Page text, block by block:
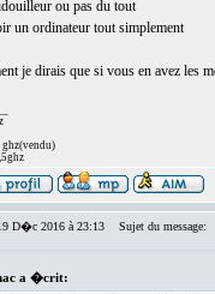
ou pas du tout
un ordinateur tout simplement
je dirais que si vous en avez les
ghz(vendu)
D�c 2016 à 23:13 Sujet du message:
a �crit: